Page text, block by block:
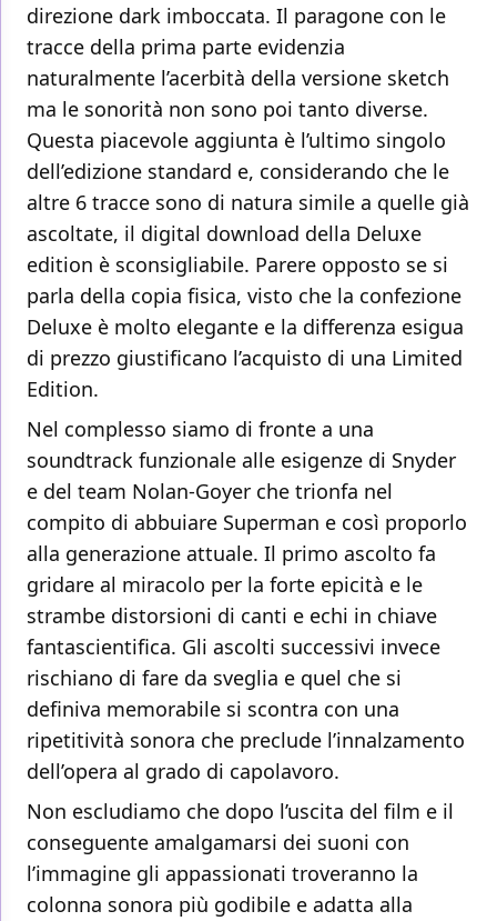
direzione dark imboccata. Il paragone con le
tracce della prima parte evidenzia
naturalmente l’acerbità della versione sketch
ma le sonorità non sono poi tanto diverse.
Questa piacevole aggiunta è l’ultimo singolo
dell’edizione standard e, considerando che le
altre 6 tracce sono di natura simile a quelle già
ascoltate, il digital download della Deluxe
edition è sconsigliabile. Parere opposto se si
parla della copia fisica, visto che la confezione
Deluxe è molto elegante e la differenza esigua
di prezzo giustificano l’acquisto di una Limited
Edition.
Nel complesso siamo di fronte a una
soundtrack funzionale alle esigenze di Snyder
e del team Nolan-Goyer che trionfa nel
compito di abbuiare Superman e così proporlo
alla generazione attuale. Il primo ascolto fa
gridare al miracolo per la forte epicità e le
strambe distorsioni di canti e echi in chiave
fantascientifica. Gli ascolti successivi invece
rischiano di fare da sveglia e quel che si
definiva memorabile si scontra con una
ripetitività sonora che preclude l’innalzamento
dell’opera al grado di capolavoro.
Non escludiamo che dopo l’uscita del film e il
conseguente amalgamarsi dei suoni con
l’immagine gli appassionati troveranno la
colonna sonora più godibile e adatta alla